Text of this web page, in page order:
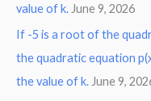
value of k. June 9, 2026
If -5 is a root of the
the quadratic equation
the value of k. June 9,